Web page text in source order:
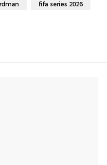
fifa series 2026